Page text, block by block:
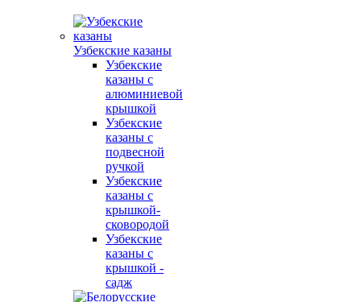
Узбекские казаны
Узбекские
казаны с
алюминиевой
крышкой
Узбекские
казаны с
подвесной
ручкой
Узбекские
казаны с
крышкой-
сковородой
Узбекские
казаны с
крышкой -
садж